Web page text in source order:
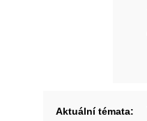
Aktuální témata: